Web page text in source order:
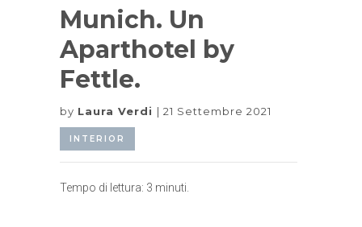
Munich. Un
Aparthotel by
Fettle.
by Laura Verdi 21 Settembre 2021
INTERIOR
Tempo di lettura: 3 minuti.